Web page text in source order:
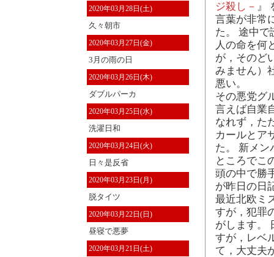
2020年03月28日(土)
久々朝市
2020年03月27日(金)
3月の雨の日
2020年03月26日(木)
ダブルパーカ
2020年03月25日(水)
洗濯日和
2020年03月24日(火)
日々是反省
2020年03月23日(月)
脱タイツ
2020年03月22日(日)
昼寝で悪夢
2020年03月21日(土)
ジ殺し－ 』
言葉が非常
た。 途中で
人の命を何
が，そのど
みません）
悪い。
その悪党グ
言えば自業
なれず，た
カールとア
た。 新メン
ところでこ
頭の中で勝
が昨日の日
最近北欧ミ
すが，犯罪
がします。
すが，レベ
て，大丈夫